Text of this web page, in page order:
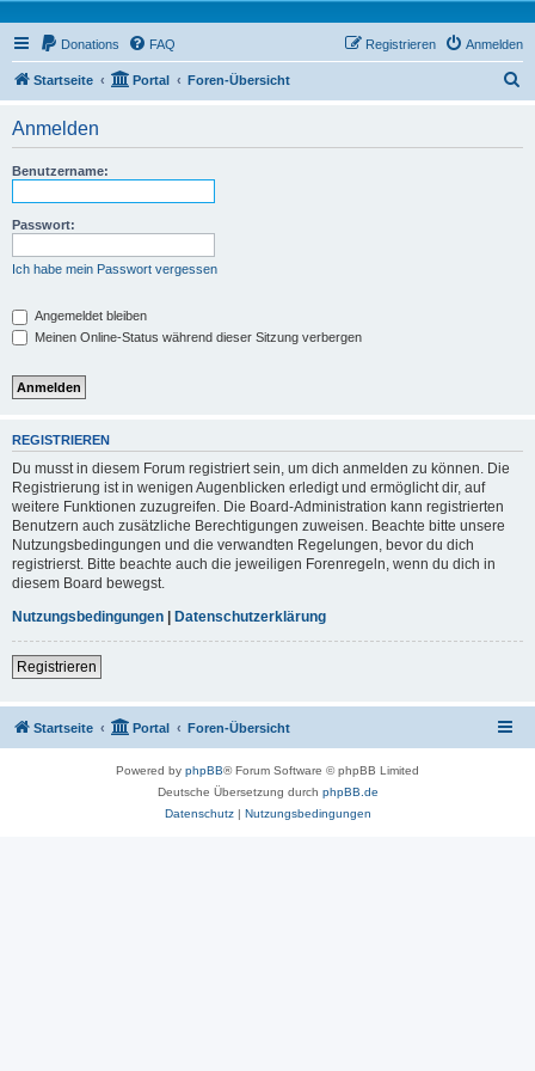
Donations FAQ Anmelden
Registrieren
Startseite Portal Foren-Übersicht
Anmelden
Benutzername:
Passwort:
Ich habe mein Passwort vergessen
Angemeldet bleiben
Meinen Online-Status während dieser Sitzung verbergen
REGISTRIEREN
Du musst in diesem Forum registriert sein, um dich anmelden zu können. Die
Registrierung ist in wenigen Augenblicken erledigt und ermöglicht dir, auf
weitere Funktionen zuzugreifen. Die Board-Administration kann registrierten
Benutzern auch zusätzliche Berechtigungen zuweisen. Beachte bitte unsere
Nutzungsbedingungen und die verwandten Regelungen, bevor du dich
registrierst. Bitte beachte auch die jeweiligen Forenregeln, wenn du dich in
diesem Board bewegst.
Nutzungsbedingungen | Datenschutzerklärung
Registrieren
Startseite Portal Foren-Übersicht
Powered by phpBB® Forum Software © phpBB Limited
Deutsche Übersetzung durch phpBB.de
Datenschutz| Nutzungsbedingungen